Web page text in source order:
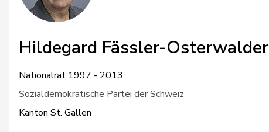
Hildegard Fässler-Osterwalder
Nationalrat 1997 - 2013
Sozialdemokratische Partei der Schweiz
Kanton St. Gallen